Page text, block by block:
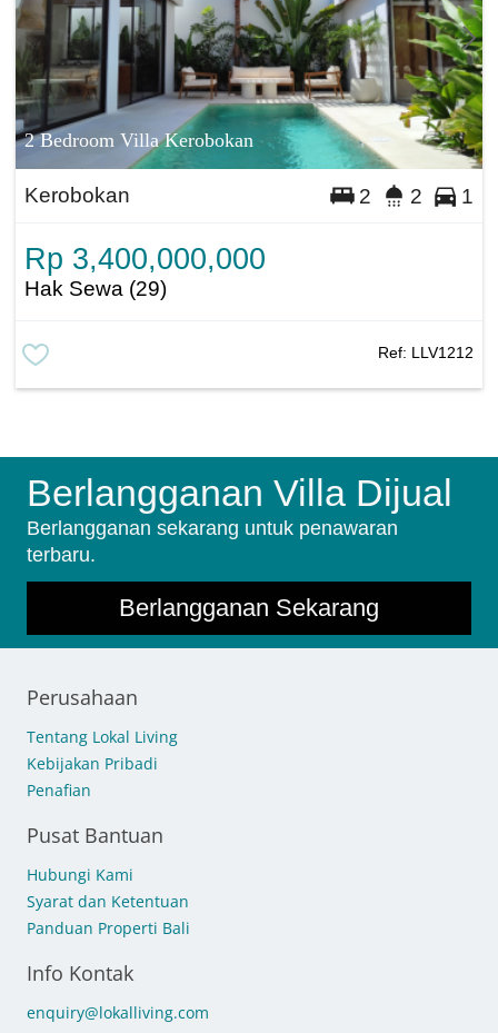
2 Bedroom Villa Kerobokan
Kerobokan 2 2 1
Rp 3,400,000,000
Hak Sewa (29)
Ref: LLV1212
Berlangganan Villa Dijual
Berlangganan sekarang untuk penawaran
terbaru.
Berlangganan Sekarang
Perusahaan
Tentang Lokal Living
Kebijakan Pribadi
Penafian
Pusat Bantuan
Hubungi Kami
Syarat dan Ketentuan
Panduan Properti Bali
Info Kontak
enquiry@lokalliving.com